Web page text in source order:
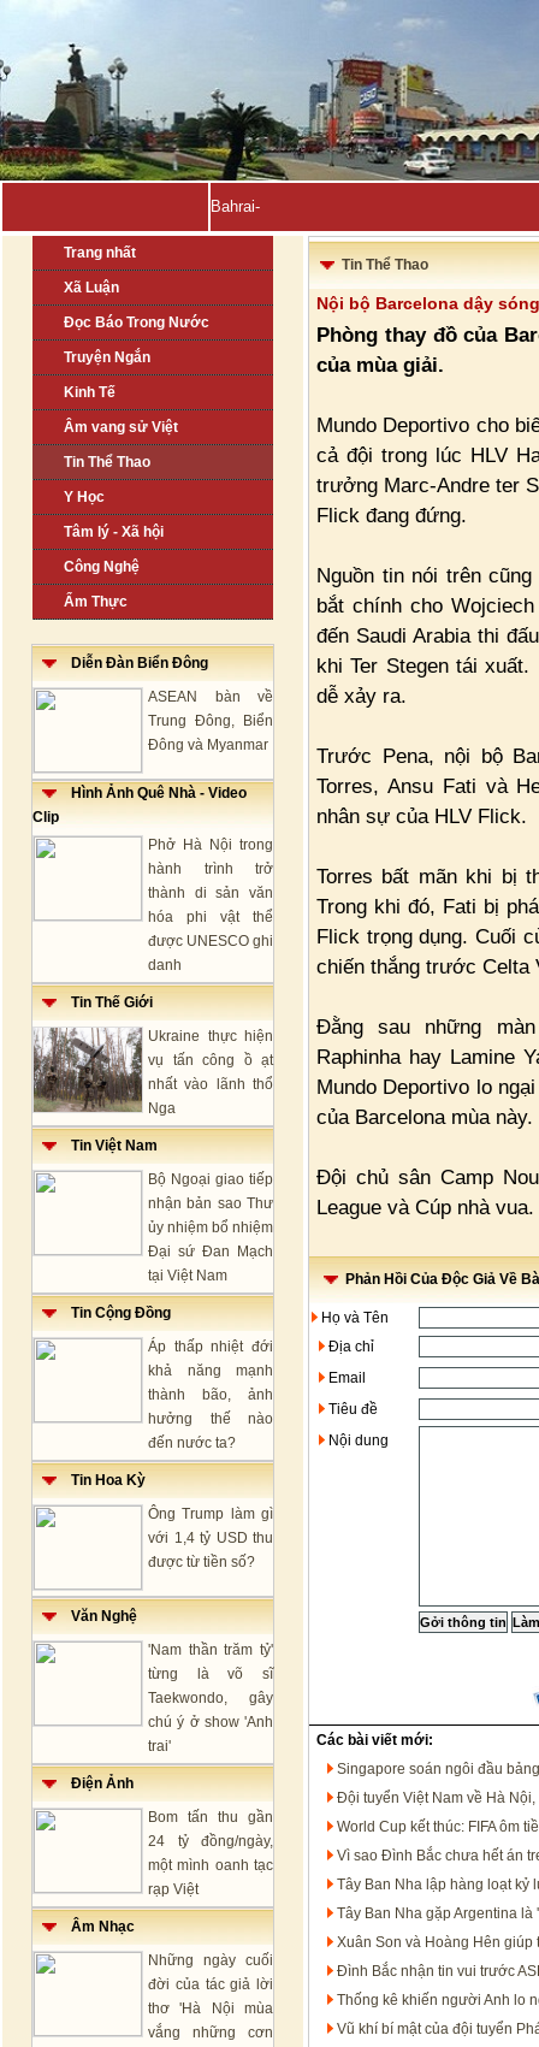
Bahrain, Kuwait tuyên bố-
Trang nhất
Xã Luận
Đọc Báo Trong Nước
Truyện Ngắn
Kinh Tế
Âm vang sử Việt
Tin Thể Thao
Y Học
Tâm lý - Xã hội
Công Nghệ
Ẩm Thực
Diễn Đàn Biển Đông
ASEAN bàn về
Trung Đông, Biển
Đông và Myanmar
Hình Ảnh Quê Nhà - Video
Clip
Phở Hà Nội trong
hành trình trở
thành di sản văn
hóa phi vật thể
được UNESCO ghi
danh
Tin Thế Giới
Ukraine thực hiện
vụ tấn công ồ ạt
nhất vào lãnh thổ
Nga
Tin Việt Nam
Bộ Ngoại giao tiếp
nhận bản sao Thư
ủy nhiệm bổ nhiệm
Đại sứ Đan Mạch
tại Việt Nam
Tin Cộng Đồng
Áp thấp nhiệt đới
khả năng mạnh
thành bão, ảnh
hưởng thế nào
đến nước ta?
Tin Hoa Kỳ
Ông Trump làm gì
với 1,4 tỷ USD thu
được từ tiền số?
Văn Nghệ
'Nam thần trăm tỷ'
từng là võ sĩ
Taekwondo, gây
chú ý ở show 'Anh
trai'
Điện Ảnh
Bom tấn thu gần
24 tỷ đồng/ngày,
một mình oanh tạc
rạp Việt
Âm Nhạc
Những ngày cuối
đời của tác giả lời
thơ 'Hà Nội mùa
vắng những cơn
Tin Thể Thao
Nội bộ Barcelona dậy sóng
Phòng thay đồ của
của mùa giải.
Mundo Deportivo cho
cả đội trong lúc HLV
trưởng Marc-Andre ter
Flick đang đứng.
Nguồn tin nói trên
bắt chính cho
đến Saudi Arabia thi
khi Ter Stegen tái
dễ xảy ra.
Trước Pena, nội bộ
Torres, Ansu Fati và
nhân sự của HLV Flick.
Torres bất mãn khi bị
Trong khi đó, Fati bị
Flick trọng dụng. Cuối
chiến thắng trước Celta
Đằng sau những
Raphinha hay Lamine
Mundo Deportivo lo
của Barcelona mùa này.
Đội chủ sân Camp
League và Cúp nhà vua.
Phản Hồi Của Độc Giả Về
Họ và Tên
Địa chỉ
Email
Tiêu đề
Nội dung
Các bài viết mới:
Singapore soán ngôi đầu
Đội tuyển Việt Nam về Hà
World Cup kết thúc: FIFA ôm
Vì sao Đình Bắc chưa hết án
Tây Ban Nha lập hàng loạt kỷ
Tây Ban Nha gặp Argentina là
Xuân Son và Hoàng Hên giúp
Đình Bắc nhận tin vui trước
Thống kê khiến người Anh lo
Vũ khí bí mật của đội tuyển